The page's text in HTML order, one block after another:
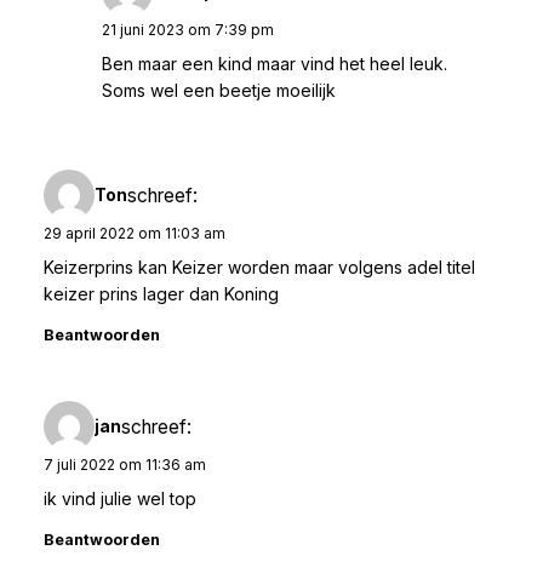
21 juni 2023 om 7:39 pm
Ben maar een kind maar vind het heel leuk.
Soms wel een beetje moeilijk
Tonschreef:
29 april 2022 om 11:03 am
Keizerprins kan Keizer worden maar volgens adel titel
keizer prins lager dan Koning
Beantwoorden
janschreef:
7 juli 2022 om 11:36 am
ik vind julie wel top
Beantwoorden